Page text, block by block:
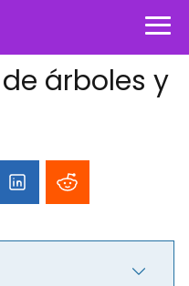
árboles y